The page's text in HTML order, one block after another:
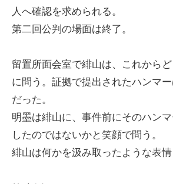
人へ確認を求められる。
第二回公判の場面は終了。
留置所面会室で緋山は、これから
に問う。証拠で提出されたハンマ
だった。
明墨は緋山に、事件前にそのハン
したのではないかと笑顔で問う。
緋山は何かを汲み取ったような表情